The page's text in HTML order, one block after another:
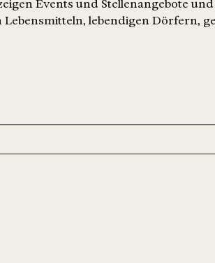
Events und Stellenangebote
lebendigen Dörfern,